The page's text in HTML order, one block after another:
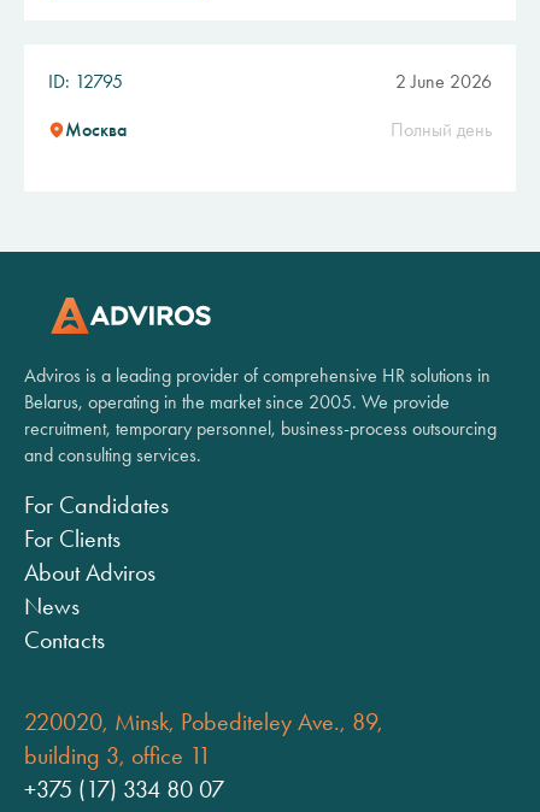
ID: 12795 2 June 2026
Москва Полный день
Adviros is a leading provider of comprehensive HR solutions in
Belarus, operating in the market since 2005. We provide
recruitment, temporary personnel, business-process outsourcing
and consulting services.
For Candidates
For Clients
About Adviros
News
Contacts
220020, Minsk, Pobediteley Ave., 89,
building 3, office 11
+375 (17) 334 80 07